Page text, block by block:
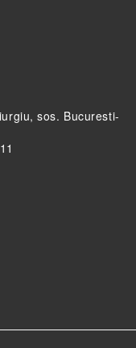
sos. Bucuresti-